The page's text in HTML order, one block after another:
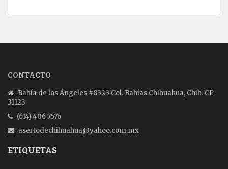
CONTACTO
Bahía de los Ángeles #8323 Col. Bahías Chihuahua, Chih. CP
31123
(614) 406 7576
asertodechihuahua@yahoo.com.mx
ETIQUETAS